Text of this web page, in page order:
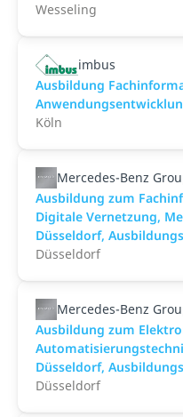
Wesseling
imbus
Ausbildung
Köln
Mercedes-Benz
Ausbildung zum
Digitale Vernetzung,
Düsseldorf,
Düsseldorf
Mercedes-Benz
Ausbildung zum
Düsseldorf,
Düsseldorf